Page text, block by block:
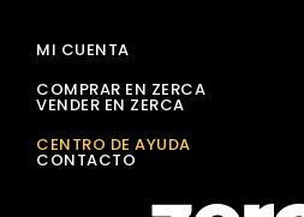
MI CUENTA
COMPRAR EN ZERCA
VENDER EN ZERCA
CENTRO DE AYUDA
CONTACTO